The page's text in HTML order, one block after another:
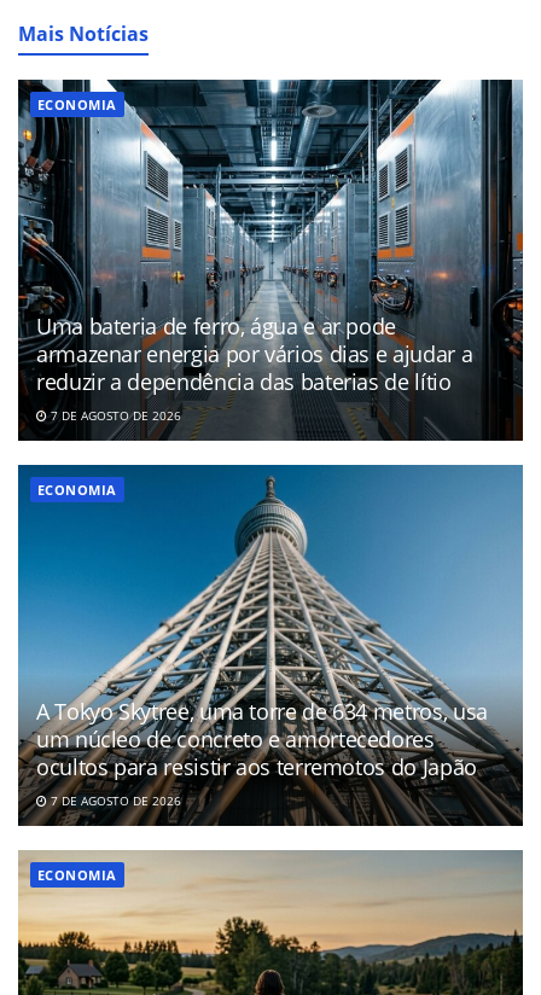
Mais Notícias
ECONOMIA
Uma bateria de ferro, água e ar pode
armazenar energia por vários dias e ajudar a
reduzir a dependência das baterias de lítio
7 DE AGOSTO DE 2026
ECONOMIA
A Tokyo Skytree, uma torre de 634 metros, usa
um núcleo de concreto e amortecedores
ocultos para resistir aos terremotos do Japão
7 DE AGOSTO DE 2026
ECONOMIA